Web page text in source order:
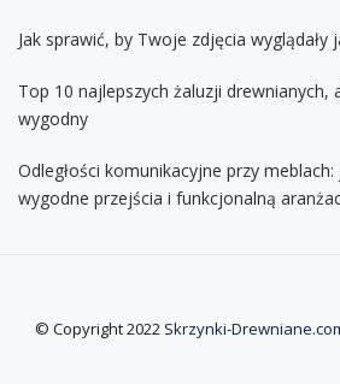
Jak sprawić, by Twoje zdjęcia
Top 10 najlepszych żaluzji drewnianych,
wygodny
Odległości komunikacyjne przy
wygodne przejścia i funkcjonalną
© Copyright 2022 Skrzynki-